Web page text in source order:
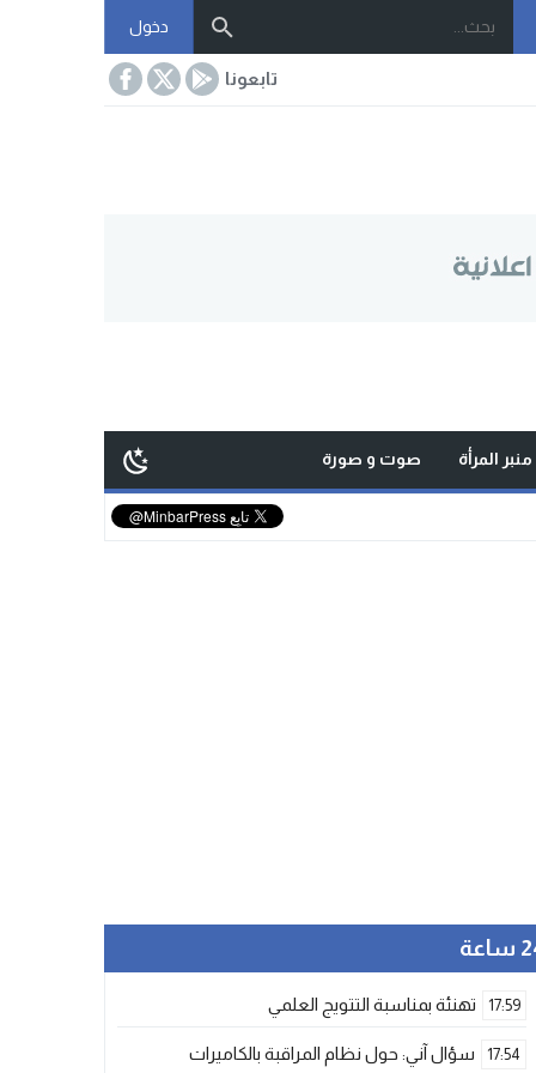
دخول
تابعونا
منبر المرأة صوت و صورة
17:59 تهنئة بمناسبة التتويج العلمي
17:54 سؤال آني: حول نظام المراقبة بالكاميرات